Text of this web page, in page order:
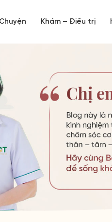
Khám – Điều trị